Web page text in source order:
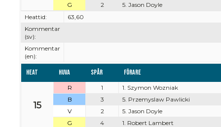
G
2
5. Jason Doyle
Heattid:
63,60
Kommentar
(sv):
Kommentar
(en):
Heat Huva Spår Förare
15
R 1
1. Szymon Wozniak
B
3
5. Przemyslaw Pawlicki
V
2
5. Jason Doyle
G
4
1. Robert Lambert